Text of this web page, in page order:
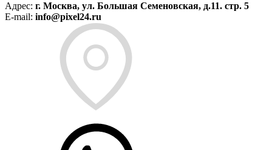
Адрес: г. Москва, ул. Большая Семеновская, д.11. стр. 5
E-mail: info@pixel24.ru